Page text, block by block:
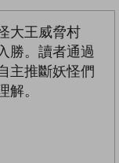
大王威脅村
勝。讀者通過
主推斷妖怪們
解。